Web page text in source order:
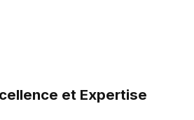
et Expertise